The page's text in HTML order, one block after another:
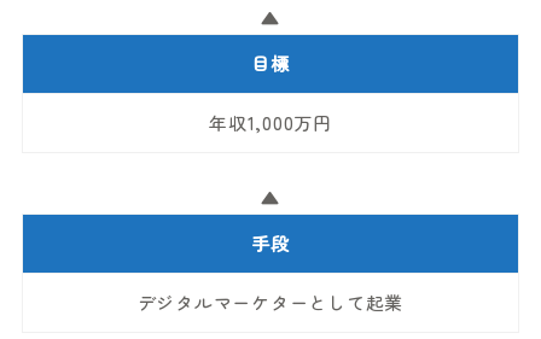
▲
目標
年収1,000万円
▲
手段
デジタルマーケターとして起業